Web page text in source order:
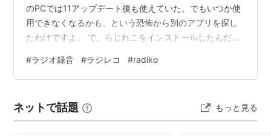
のPCでは11アップデート後も使えていた。でもいつか使
用できなくなるかも、という恐怖から別のアプリを探し
たわけですよ。 で、らじれこをインストールしたんだけ
私は30年以上の伊集院光リスナーで、JUNKも月～金聞
いてて録音もしている。最初は2時間録音できたのに、途
頭2分だけだったりと失敗が続いた。スリープ機能もスク
リーンセーバーも解除してんのに（これのためにわざわ
#ラジオ録音 #ラジレコ #radiko
ネットで話題 もっと見る